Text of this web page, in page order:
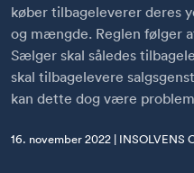
køber tilbageleverer deres
og mængde. Reglen følger
Sælger skal således
skal tilbagelevere
kan dette dog være
16. november 2022 | INSOLVENS